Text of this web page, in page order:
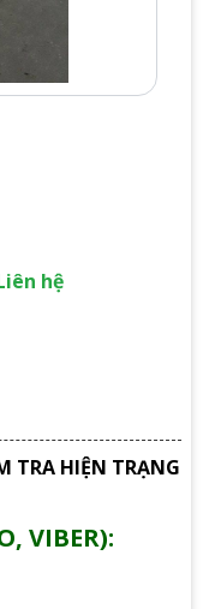
hệ
TRA HIỆN TRẠNG
VIBER):